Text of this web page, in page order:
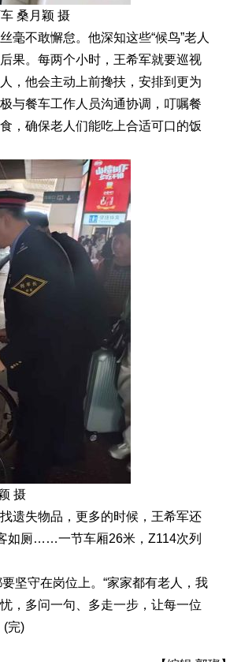
桑月颖 摄
不敢懈怠。他深知这些“候鸟”老人
果。每两个小时，王希军就要巡视
，他会主动上前搀扶，安排到更为
与餐车工作人员沟通协调，叮嘱餐
，确保老人们能吃上合适可口的饭
摄
失物品，更多的时候，王希军还
如厕……一节车厢26米，Z114次列
坚守在岗位上。“家家都有老人，我
，多问一句、多走一步，让每一位
(完)